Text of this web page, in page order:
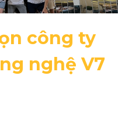
công ty
nghệ V7